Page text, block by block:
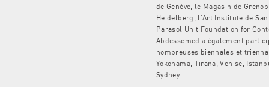
de Genève, le Magasin de
Heidelberg, l’Art Institute de
Parasol Unit Foundation for
Abdessemed a également
nombreuses biennales et
Yokohama, Tirana, Venise,
Sydney.